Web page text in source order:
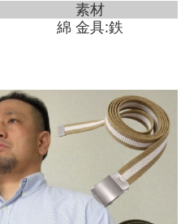
素材
綿 金具:鉄